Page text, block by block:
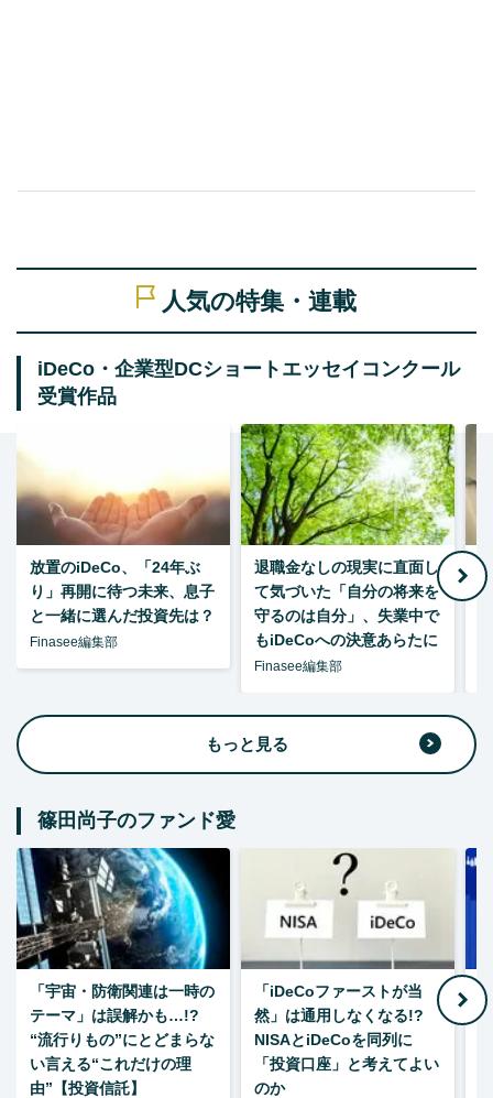
人気の特集・連載
iDeCo・企業型DCショートエッセイコンクール
受賞作品
放置のiDeCo、「24年ぶ
り」再開に待つ未来、息子
と一緒に選んだ投資先は？
Finasee編集部
退職金なしの現実に直面し
て気づいた「自分の将来を
守るのは自分」、失業中で
もiDeCoへの決意あらたに
Finasee編集部
もっと見る
篠田尚子のファンド愛
「宇宙・防衛関連は一時の
テーマ」は誤解かも…!?
“流行りもの”にとどまらな
い言える“これだけの理
由”【投資信託】
「iDeCoファーストが当
然」は通用しなくなる!?
NISAとiDeCoを同列に
「投資口座」と考えてよい
のか